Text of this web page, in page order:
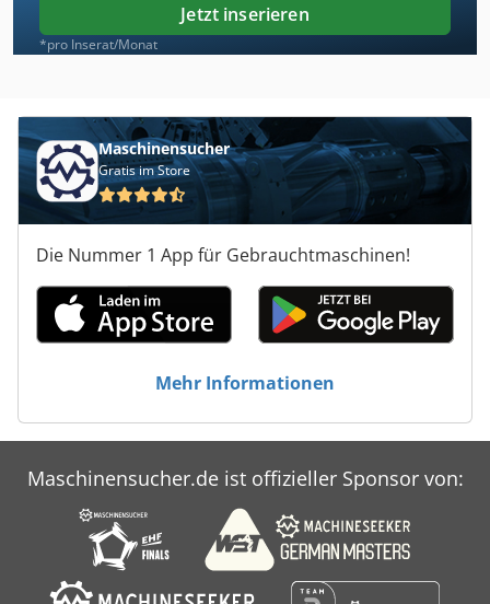
Jetzt inserieren
*pro Inserat/Monat
Maschinensucher
Gratis im Store
Die Nummer 1 App für Gebrauchtmaschinen!
Mehr Informationen
Maschinensucher.de ist offizieller Sponsor von: